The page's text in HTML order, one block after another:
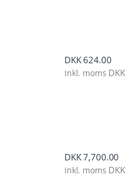
DKK624.00
Inkl. moms DKK
DKK7,700.00
Inkl. moms DKK